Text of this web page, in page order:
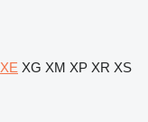
XE XG XM XP XR XS